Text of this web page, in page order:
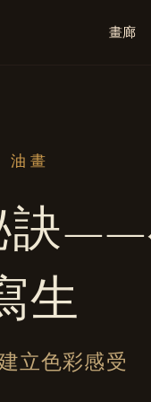
畫廊
油畫
訣
生
立色彩感受